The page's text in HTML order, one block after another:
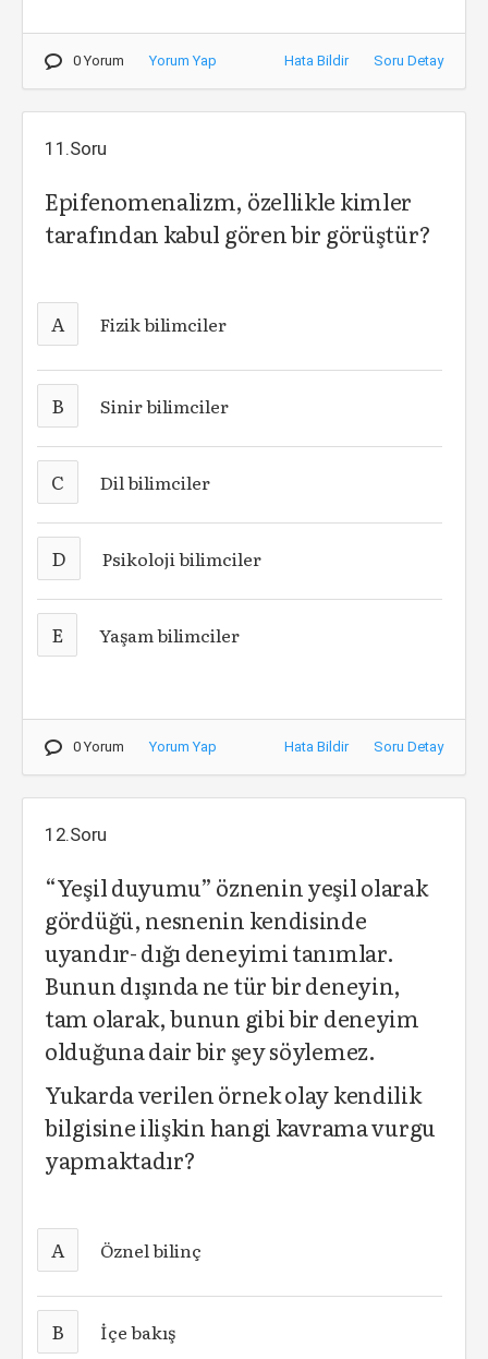
0 Yorum Yorum Yap Hata Bildir Soru Detay
11.Soru
Epifenomenalizm, özellikle kimler
tarafından kabul gören bir görüştür?
A Fizik bilimciler
B Sinir bilimciler
C Dil bilimciler
D Psikoloji bilimciler
E Yaşam bilimciler
0 Yorum Yorum Yap Hata Bildir Soru Detay
12.Soru
“Yeşil duyumu” öznenin yeşil olarak
gördüğü, nesnenin kendisinde
uyandır- dığı deneyimi tanımlar.
Bunun dışında ne tür bir deneyin,
tam olarak, bunun gibi bir deneyim
olduğuna dair bir şey söylemez.
Yukarda verilen örnek olay kendilik
bilgisine ilişkin hangi kavrama vurgu
yapmaktadır?
A Öznel bilinç
B İçe bakış